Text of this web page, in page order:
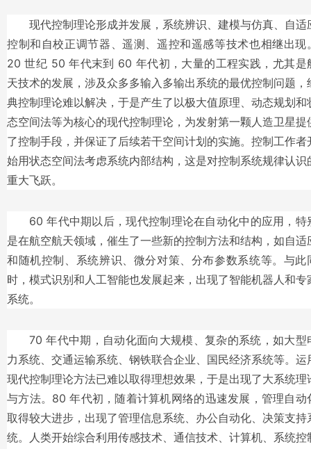
现代控制理论形成并发展，系统辨识、建模与仿真、自适
控制和自校正调节器、遥测、遥控和遥感等技术也相继出现
20 世纪 50 年代末到 60 年代初，大量的工程实践，尤其是
天技术的发展，涉及众多多输入多输出系统的最优控制问题，
典控制理论难以解决，于是产生了以极大值原理、动态规划和
态空间法等为核心的现代控制理论，为发射第一颗人造卫星提
了控制手段，并保证了后续若干空间计划的实施。控制工作者
始用状态空间法考虑系统内部结构，这是对控制系统规律认识
重大飞跃。
60 年代中期以后，现代控制理论在自动化中的应用，特
是在航空航天领域，催生了一些新的控制方法和结构，如自适
和随机控制、系统辨识、微分对策、分布参数系统等。与此
时，模式识别和人工智能也发展起来，出现了智能机器人和专
系统。
70 年代中期，自动化面向大规模、复杂的系统，如大型
力系统、交通运输系统、钢铁联合企业、国民经济系统等。运
现代控制理论方法已难以取得理想效果，于是出现了大系统理
与方法。80 年代初，随着计算机网络的迅速发展，管理自动
取得较大进步，出现了管理信息系统、办公自动化、决策支持
统。人类开始综合利用传感技术、通信技术、计算机、系统控